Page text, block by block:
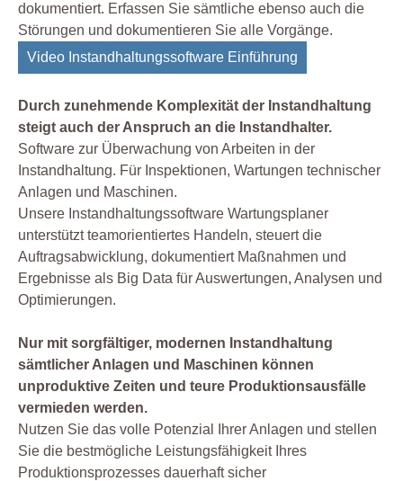
dokumentiert. Erfassen Sie sämtliche ebenso auch die
Störungen und dokumentieren Sie alle Vorgänge.
Video Instandhaltungssoftware Einführung
Durch zunehmende Komplexität der Instandhaltung
steigt auch der Anspruch an die Instandhalter.
Software zur Überwachung von Arbeiten in der
Instandhaltung. Für Inspektionen, Wartungen technischer
Anlagen und Maschinen.
Unsere Instandhaltungssoftware Wartungsplaner
unterstützt teamorientiertes Handeln, steuert die
Auftragsabwicklung, dokumentiert Maßnahmen und
Ergebnisse als Big Data für Auswertungen, Analysen und
Optimierungen.
Nur mit sorgfältiger, modernen Instandhaltung
sämtlicher Anlagen und Maschinen können
unproduktive Zeiten und teure Produktionsausfälle
vermieden werden.
Nutzen Sie das volle Potenzial Ihrer Anlagen und stellen
Sie die bestmögliche Leistungsfähigkeit Ihres
Produktionsprozesses dauerhaft sicher